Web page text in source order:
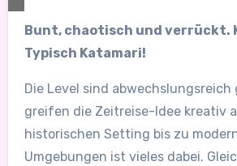
Bunt, chaotisch und verrückt.
Typisch Katamari!
Die Level sind
greifen die Zeitreise-Idee kreativ
historischen Setting bis zu
Umgebungen ist vieles dabei.